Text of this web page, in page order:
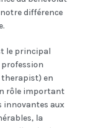
différence
le principal
en
rôle important
innovantes aux
la